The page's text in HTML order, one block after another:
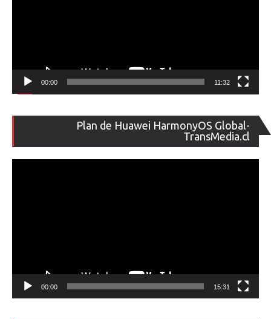
00:00 11:32
Plan de Huawei HarmonyOS Global-
TransMedia.cl
de
00:00 15:31